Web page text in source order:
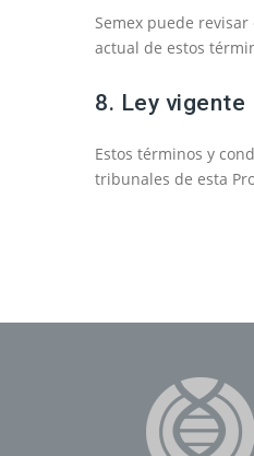
Semex puede
actual de estos
8. Ley vigente
Estos términos y
tribunales de esta